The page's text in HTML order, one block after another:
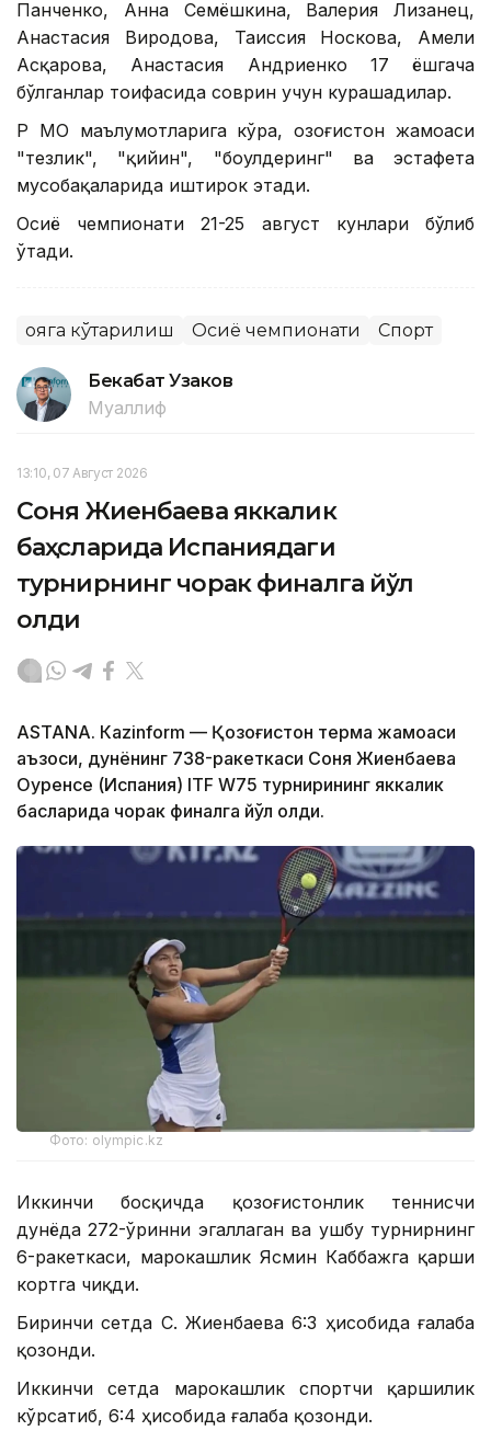
Панченко, Анна Семёшкина, Валерия Лизанец,
Анастасия Виродова, Таиссия Носкова, Амели
Асқарова, Анастасия Андриенко 17 ёшгача
бўлганлар тоифасида соврин учун курашадилар.
ҚР МОҚ маълумотларига кўра, Қозоғистон жамоаси
"тезлик", "қийин", "боулдеринг" ва эстафета
мусобақаларида иштирок этади.
Осиё чемпионати 21-25 август кунлари бўлиб
ўтади.
Қояга кўтарилиш Осиё чемпионати Спорт
Бекабат Узаков
Муаллиф
13:10, 07 Август 2026
Соня Жиенбаева яккалик
баҳсларида Испаниядаги
турнирнинг чорак финалга йўл
олди
ASTANА. Кazinform — Қозоғистон терма жамоаси
аъзоси, дунёнинг 738-ракеткаси Соня Жиенбаева
Оуренсе (Испания) ITF W75 турнирининг яккалик
баҳсларида чорак финалга йўл олди.
Фото: olympic.kz
Иккинчи босқичда қозоғистонлик теннисчи
дунёда 272-ўринни эгаллаган ва ушбу турнирнинг
6-ракеткаси, марокашлик Ясмин Каббажга қарши
кортга чиқди.
Биринчи сетда С. Жиенбаева 6:3 ҳисобида ғалаба
қозонди.
Иккинчи сетда марокашлик спортчи қаршилик
кўрсатиб, 6:4 ҳисобида ғалаба қозонди.